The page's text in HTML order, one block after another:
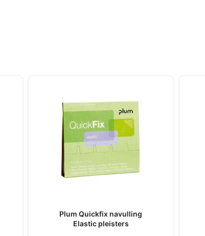
Plum Quickfix navulling
Elastic pleisters